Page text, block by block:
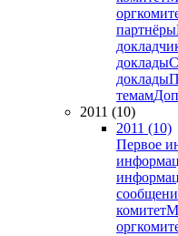
партнёры
доклады
доклады
темам
2011 (10)
2011 (10)
Первое
комитет